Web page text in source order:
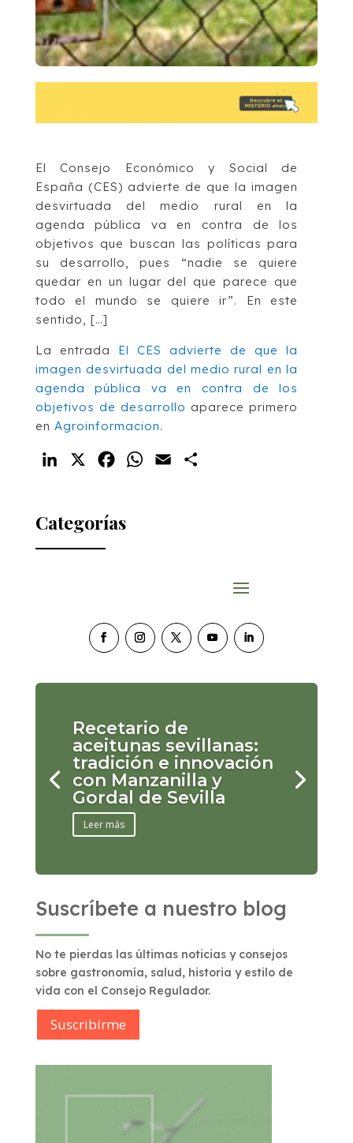
El Consejo Económico y Social de
España (CES) advierte de que la imagen
desvirtuada del medio rural en la
agenda pública va en contra de los
objetivos que buscan las políticas para
su desarrollo, pues “nadie se quiere
quedar en un lugar del que parece que
todo el mundo se quiere ir”. En este
sentido, […]
La entrada El CES advierte de que la
imagen desvirtuada del medio rural en la
agenda pública va en contra de los
objetivos de desarrollo aparece primero
en Agroinformacion.
LinkedIn FacebookWhatsApp
Email
Categorías
Recetario de
aceitunas sevillanas:
tradición e innovación
con Manzanilla y
Gordal de Sevilla
Leer más
Suscríbete a nuestro blog
No te pierdas las últimas noticias y consejos
sobre gastronomía, salud, historia y estilo de
vida con el Consejo Regulador.
Suscribírme